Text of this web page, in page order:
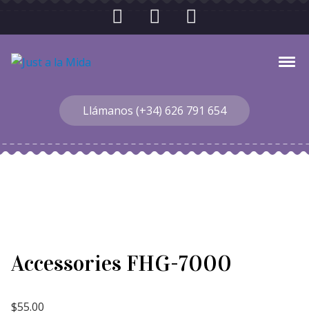
Just a la Mida
Llámanos (+34) 626 791 654
Accessories FHG-7000
$55.00